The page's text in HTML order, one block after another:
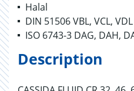
Halal
DIN 51506 VBL, VCL, VDL
ISO 6743-3 DAG, DAH,
Description